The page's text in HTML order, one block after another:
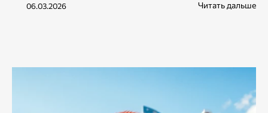
06.03.2026 Читать дальше